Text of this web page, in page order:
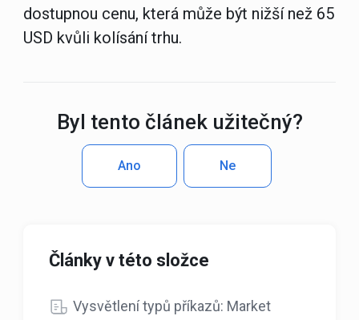
dostupnou cenu, která může být nižší než 65
USD kvůli kolísání trhu.
Byl tento článek užitečný?
Ne
Ano
Články v této složce
Vysvětlení typů příkazů: Market